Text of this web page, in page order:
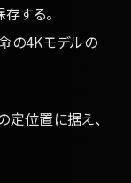
する。
の4Kモデルの
定位置に据え、